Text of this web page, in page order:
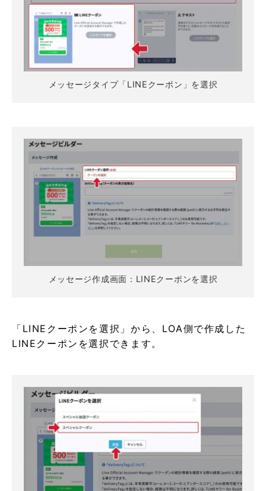
メッセージタイプ「LINEクーポン」を選択
メッセージ作成画面：LINEクーポンを選択
「LINEクーポンを選択」から、LOA側で作成した
LINEクーポンを選択できます。